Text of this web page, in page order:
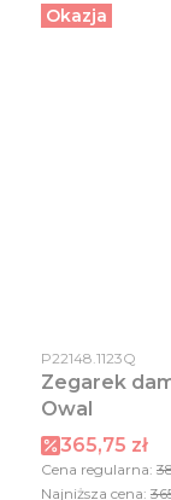
Okazja
Kod produktu
P22148.1123Q
Zegarek
Owal
Cena
365,75 zł
Cena regularna:
Najniższa cena: